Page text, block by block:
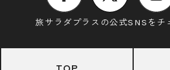
旅サラダプラスの公式SNSをチ